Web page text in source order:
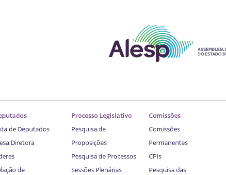
de Deputados
Diretora
de
Processo Legislativo
Pesquisa de
Proposições
Pesquisa de Processos
Sessões Plenárias
Comissões
Comissões
Permanentes
CPIs
Pesquisa das